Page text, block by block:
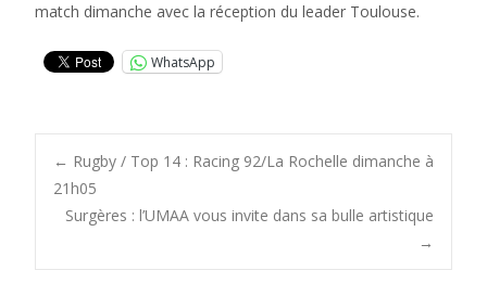
match dimanche avec la réception du leader Toulouse.
WhatsApp
Post
navigation
← Rugby / Top 14 : Racing 92/La Rochelle dimanche à
21h05
Surgères : l’UMAA vous invite dans sa bulle artistique
→